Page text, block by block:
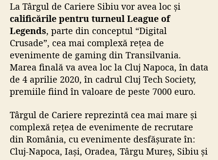
La Târgul de Cariere Sibiu vor avea loc și
calificările pentru turneul League of
Legends, parte din conceptul “Digital
Crusade”, cea mai complexă rețea de
evenimente de gaming din Transilvania.
Marea finală va avea loc la Cluj Napoca, în data
de 4 aprilie 2020, în cadrul Cluj Tech Society,
premiile fiind în valoare de peste 7000 euro.
Târgul de Cariere reprezintă cea mai mare și
complexă rețea de evenimente de recrutare
din România, cu evenimente desfășurate în:
Cluj-Napoca, Iași, Oradea, Târgu Mureș, Sibiu și